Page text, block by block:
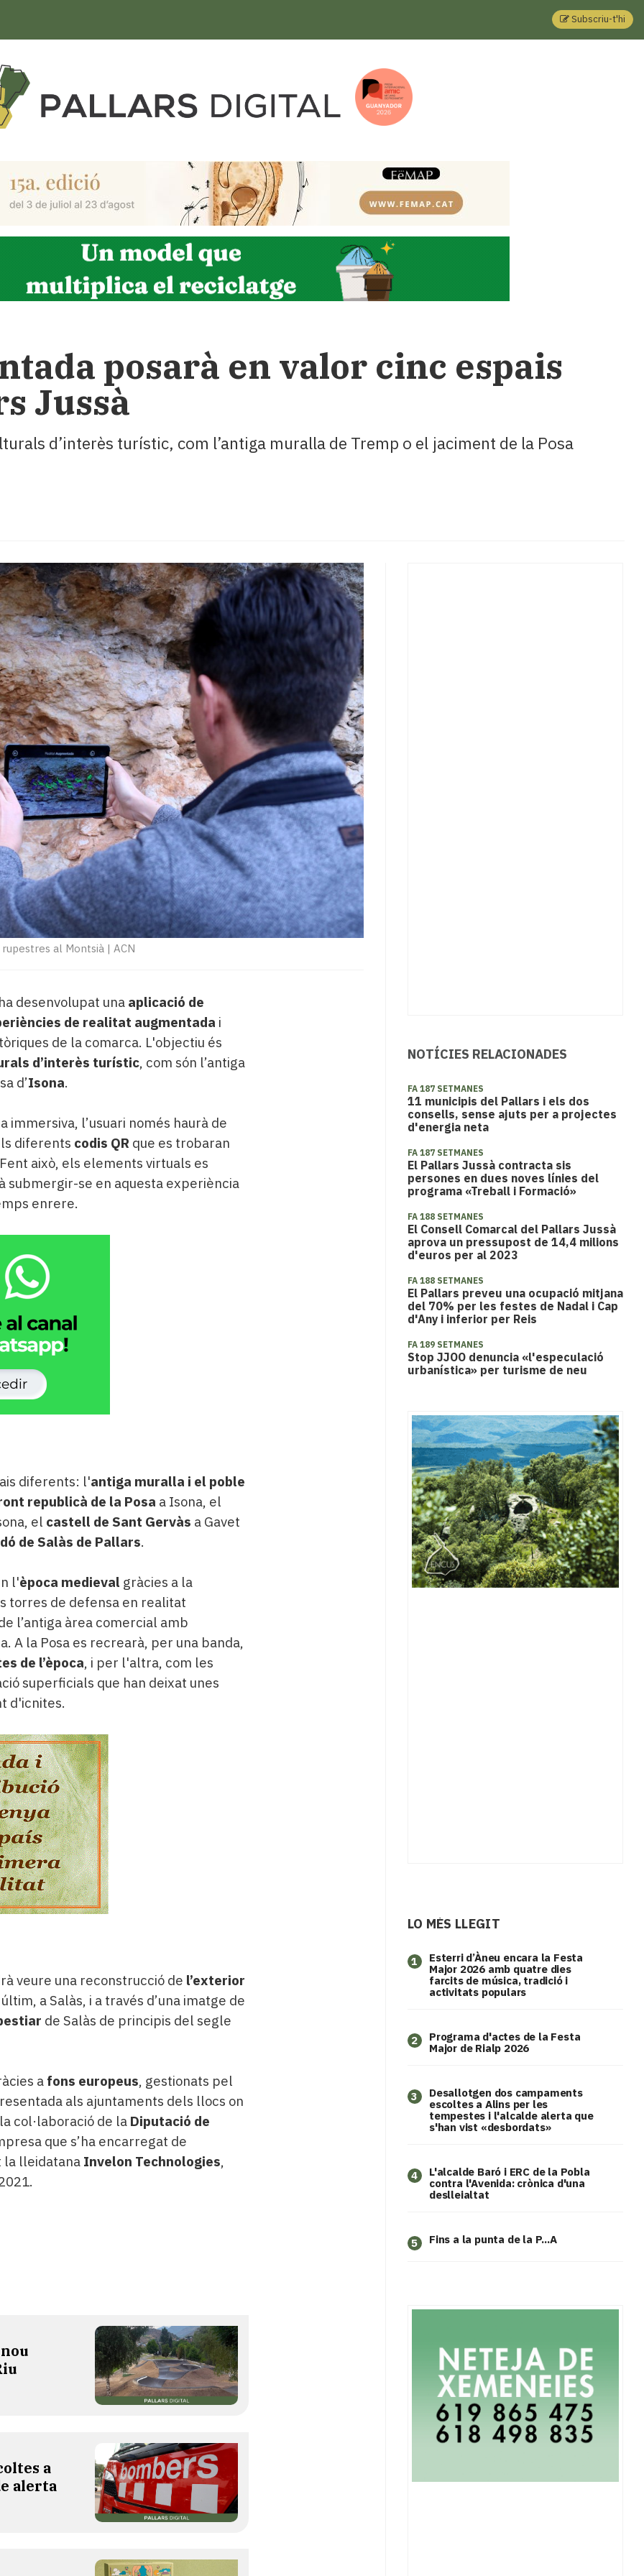
Subscriu-t'hi
posarà en valor cinc espais
Jussà
d’interès turístic, com l’antiga muralla de Tremp o el jaciment de la Posa
al Montsià | ACN
ha desenvolupat una aplicació de
de realitat augmentada i
de la comarca. L'objectiu és
d’interès turístic, com són l’antiga
d’Isona.
immersiva, l’usuari només haurà de
diferents codis QR que es trobaran
això, els elements virtuals es
submergir-se en aquesta experiència
enrere.
diferents: l'antiga muralla i el poble
republicà de la Posa a Isona, el
el castell de Sant Gervàs a Gavet
de Salàs de Pallars.
l'època medieval gràcies a la
torres de defensa en realitat
l’antiga àrea comercial amb
A la Posa es recrearà, per una banda,
de l’època, i per l'altra, com les
superficials que han deixat unes
d'icnites.
veure una reconstrucció de l’exterior
a Salàs, i a través d’una imatge de
de Salàs de principis del segle
a fons europeus, gestionats pel
als ajuntaments dels llocs on
col·laboració de la Diputació de
que s’ha encarregat de
la lleidatana Invelon Technologies,
a
alerta
NOTÍCIES RELACIONADES
FA 187 SETMANES
11 municipis del Pallars i els dos
consells, sense ajuts per a projectes
d'energia neta
FA 187 SETMANES
​El Pallars Jussà contracta sis
persones en dues noves línies del
programa «Treball i Formació»
FA 188 SETMANES
El Consell Comarcal del Pallars Jussà
aprova un pressupost de 14,4 milions
d'euros per al 2023
FA 188 SETMANES
El Pallars preveu una ocupació mitjana
del 70% per les festes de Nadal i Cap
d'Any i inferior per Reis
FA 189 SETMANES
Stop JJOO denuncia «l'especulació
urbanística» per turisme de neu
LO MÉS LLEGIT
1
Esterri d’Àneu encara la Festa
Major 2026 amb quatre dies
farcits de música, tradició i
activitats populars
2
Programa d'actes de la Festa
Major de Rialp 2026
3
​Desallotgen dos campaments
escoltes a Alins per les
tempestes i l'alcalde alerta que
s'han vist «desbordats»
4
L'alcalde Baró i ERC de la Pobla
contra l'Avenida: crònica d'una
deslleialtat
5 Fins a la punta de la P...A